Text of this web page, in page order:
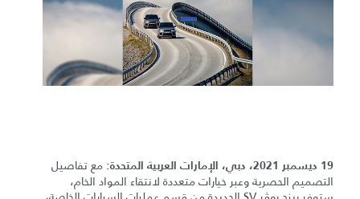
19 ديسمبر 2021، دبي، الإمارات العربية المتحدة:
مع تفاصيل
التصميم الحصرية وعبر خيارات متعددة لانتقاء المواد الخام،